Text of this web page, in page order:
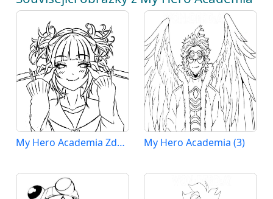
My Hero Academia Zdarama My Hero Academia (3)